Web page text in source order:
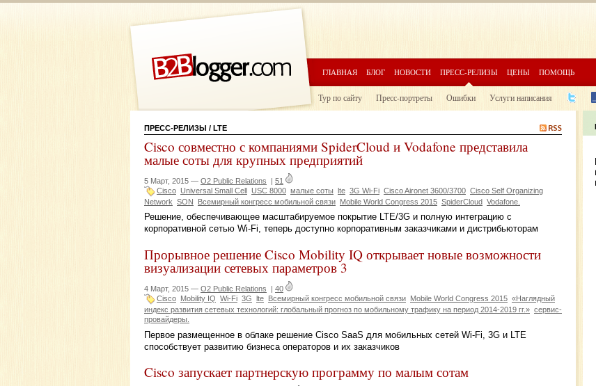
ГЛАВНАЯ БЛОГ НОВОСТИ ПРЕСС-РЕЛИЗЫ ЦЕНЫ ПОМОЩЬ
Тур по сайту Пресс-портреты Ошибки Услуги написания
ПРЕСС-РЕЛИЗЫ / LTE
Cisco совместно с компаниями SpiderCloud и Vodafone представила
малые соты для крупных предприятий
5 Март, 2015 — O2 Public Relations | 51
Cisco Universal Small Cell USC 8000 малые соты lte 3G Wi-Fi Cisco Aironet 3600/3700 Cisco Self Organizing
Network SON Всемирный конгресс мобильной связи Mobile World Congress 2015 SpiderCloud Vodafone.
Решение, обеспечивающее масштабируемое покрытие LTE/3G и полную интеграцию с
корпоративной сетью Wi-Fi, теперь доступно корпоративным заказчиками и дистрибьюторам
Прорывное решение Cisco Mobility IQ открывает новые возможности
визуализации сетевых параметров 3
4 Март, 2015 — O2 Public Relations | 40
Cisco Mobility IQ Wi-Fi 3G lte Всемирный конгресс мобильной связи Mobile World Congress 2015 «Наглядный
индекс развития сетевых технологий: глобальный прогноз по мобильному трафику на период 2014-2019 гг.» сервис-
провайдеры.
Первое размещенное в облаке решение Cisco SaaS для мобильных сетей Wi-Fi, 3G и LTE
способствует развитию бизнеса операторов и их заказчиков
Cisco запускает партнерскую программу по малым сотам